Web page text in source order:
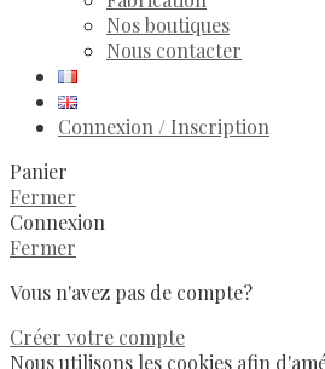
Nos boutiques
Nous contacter
Connexion / Inscription
Panier
Fermer
Connexion
Fermer
Vous n'avez pas de compte?
Créer votre compte
Nous utilisons les cookies afin